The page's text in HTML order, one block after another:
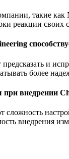
такие
реакции
предсказать и
более
внедрении
внедрения